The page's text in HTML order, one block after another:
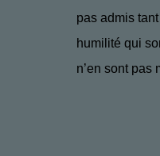
pas admis
humilité qui
n’en sont pas